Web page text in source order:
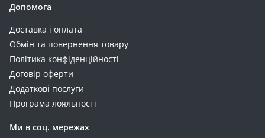
Допомога
Доставка і оплата
Обмін та повернення товару
Політика конфіденційності
Договір оферти
Додаткові послуги
Програма лояльності
Ми в соц. мережах